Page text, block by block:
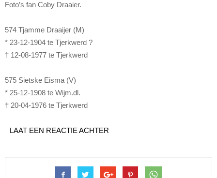
Foto’s fan Coby Draaier.
574 Tjamme Draaijer (M)
* 23-12-1904 te Tjerkwerd ?
† 12-08-1977 te Tjerkwerd
575 Sietske Eisma (V)
* 25-12-1908 te Wijm.dl.
† 20-04-1976 te Tjerkwerd
LAAT EEN REACTIE ACHTER